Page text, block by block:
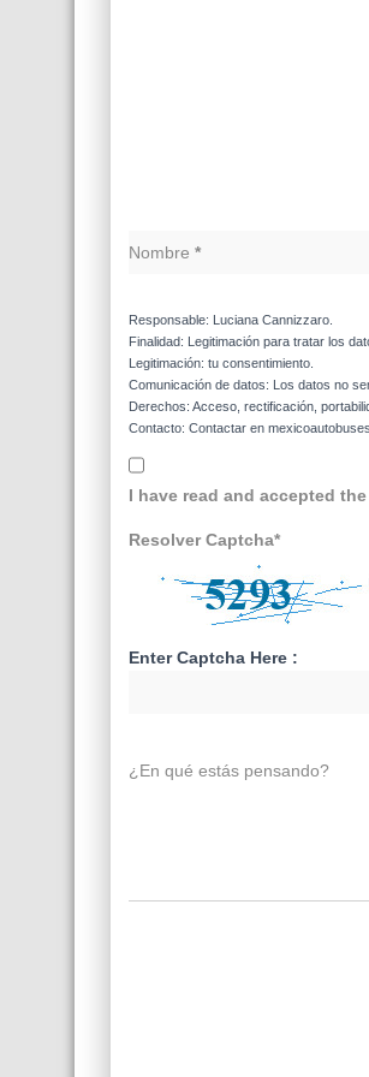
Nombre *
Responsable: Luciana Cannizzaro.
Finalidad: Legitimación para tratar los
Legitimación: tu consentimiento.
Comunicación de datos: Los datos no
Derechos: Acceso, rectificación,
Contacto: Contactar en
I have read and accepted the
Resolver Captcha*
Enter Captcha Here :
¿En qué estás pensando?